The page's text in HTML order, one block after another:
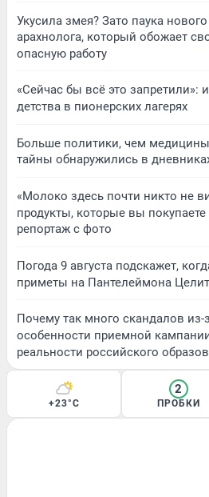
Укусила змея? Зато паука
арахнолога, который обожает
опасную работу
«Сейчас бы всё это запретили»:
детства в пионерских лагерях
Больше политики, чем
тайны обнаружились в
«Молоко здесь почти никто не
продукты, которые вы
репортаж с фото
Погода 9 августа подскажет,
приметы на Пантелеймона
Почему так много скандалов
особенности приемной
реальности российского
+23°C
2
ПРОБКИ